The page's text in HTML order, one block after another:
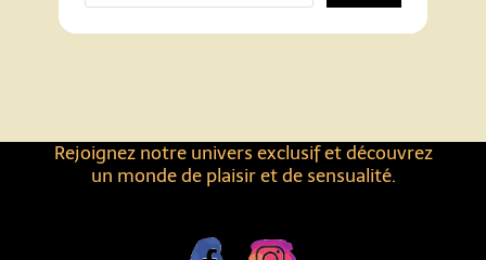
Rejoignez notre univers exclusif et découvrez
un monde de plaisir et de sensualité.